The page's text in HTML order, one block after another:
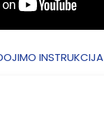
INSTRUKCIJA